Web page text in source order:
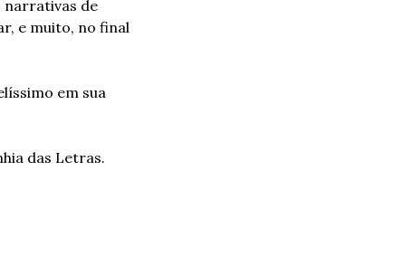
narrativas de
e muito, no final
em sua
das Letras.